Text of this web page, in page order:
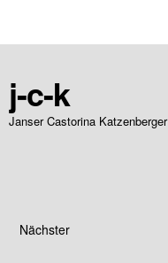
j-c-k
Janser Castorina Katzenberger
Nächster